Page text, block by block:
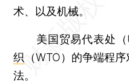
术、以及机械。
美国贸易代表处（
织 （WTO）的争端程
法。